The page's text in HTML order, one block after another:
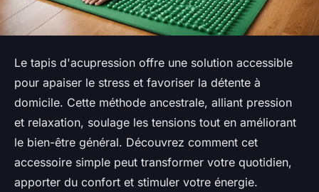
Le tapis d'acupression offre une solution accessible
pour apaiser le stress et favoriser la détente à
domicile. Cette méthode ancestrale, alliant pression
et relaxation, soulage les tensions tout en améliorant
le bien-être général. Découvrez comment cet
accessoire simple peut transformer votre quotidien,
apporter du confort et stimuler votre énergie.